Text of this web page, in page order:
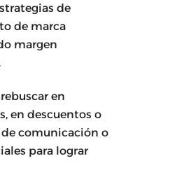
de
de marca
margen
en
en descuentos o
comunicación o
para lograr